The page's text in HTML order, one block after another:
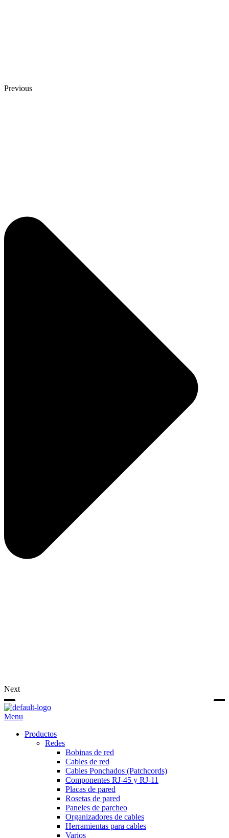
Previous
Next
Menu
Productos
Redes
Bobinas de red
Cables de red
Cables Ponchados (Patchcords)
Componentes RJ-45 y RJ-11
Placas de pared
Rosetas de pared
Paneles de parcheo
Organizadores de cables
Herramientas para cables
Varios